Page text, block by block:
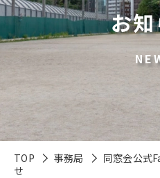
お
TOP 事務局
同窓会公式
せ